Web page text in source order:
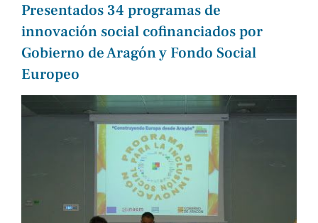
Presentados 34 programas de
innovación social cofinanciados por
Gobierno de Aragón y Fondo Social
Europeo
Ver